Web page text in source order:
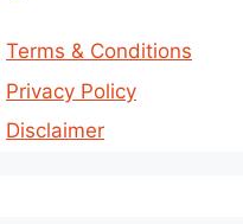
Terms & Conditions
Privacy Policy
Disclaimer